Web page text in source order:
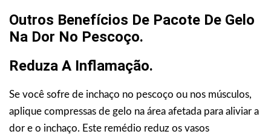
Outros Benefícios De Pacote De Gelo
Na Dor No Pescoço.
Reduza A Inflamação.
Se você sofre de inchaço no pescoço ou nos músculos,
aplique compressas de gelo na área afetada para aliviar a
dor e o inchaço. Este remédio reduz os vasos